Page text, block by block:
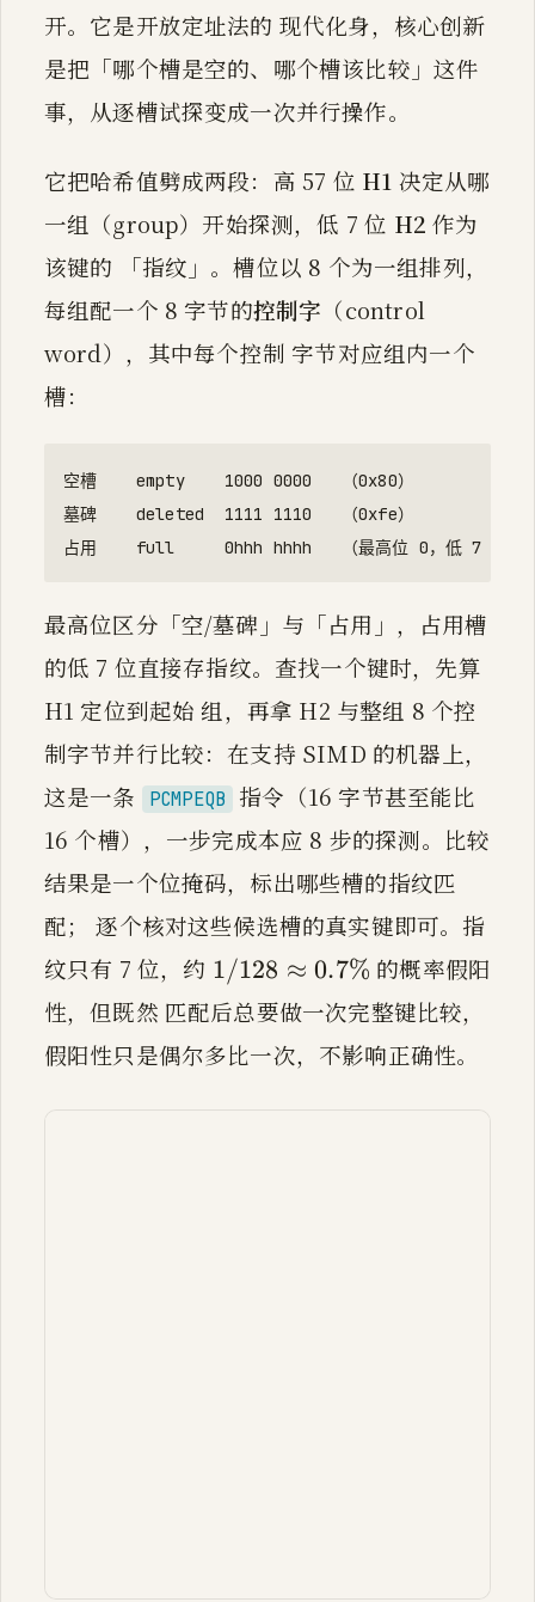
开。它是开放定址法的 现代化身，核心创新
是把「哪个槽是空的、哪个槽该比较」这件
事，从逐槽试探变成一次并行操作。
它把哈希值劈成两段：高 57 位 H1 决定从哪
一组（group）开始探测，低 7 位 H2 作为
该键的 「指纹」。槽位以 8 个为一组排列，
每组配一个 8 字节的控制字 （control
word），其中每个控制 字节对应组内一个
槽：
空槽    empty    1000 0000   （0x80）
墓碑    deleted  1111 1110   （0xfe）
最高位区分「空/墓碑」与「占用」，占用槽
的低 7 位直接存指纹。查找一个键时，先算
H1 定位到起始 组，再拿 H2 与整组 8 个控
制字节并行比较：在支持 SIMD 的机器上，
这是一条
PCMPEQB
指令（16 字节甚至能比
16 个槽），一步完成本应 8 步的探测。比较
结果是一个位掩码，标出哪些槽的指纹匹
配； 逐个核对这些候选槽的真实键即可。指
纹只有 7 位，约 1 /128 ≈ 0.7%
1/128 \approx 0.7\%
1/128 ≈ 0.7% 的概率假阳
性，但既然 匹配后总要做一次完整键比较，
假阳性只是偶尔多比一次，不影响正确性。